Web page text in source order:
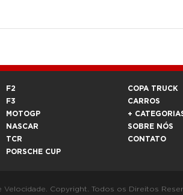
F2
F3
MOTOGP
NASCAR
TCR
PORSCHE CUP
COPA TRUCK
CARROS
+
SOBRE NÓS
CONTATO
Velocidade. Copyright. Todos os Direitos